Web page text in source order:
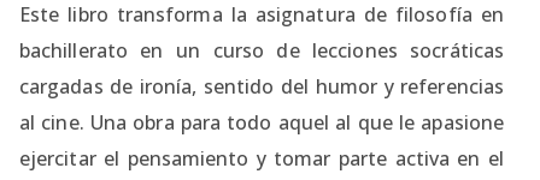
Este libro transforma la asignatura de filosofía en
bachillerato en un curso de lecciones socráticas
cargadas de ironía, sentido del humor y referencias
al cine. Una obra para todo aquel al que le apasione
ejercitar el pensamiento y tomar parte activa en el